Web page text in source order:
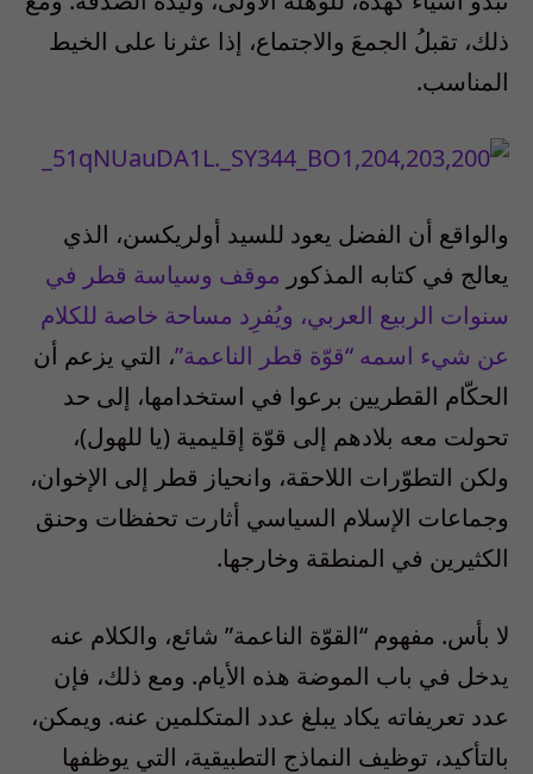
ذلك، تقبلُ الجمعَ والاجتماع، إذا عثرنا على الخيط
المناسب.
والواقع أن الفضل يعود للسيد أولريكسن، الذي
يعالج في كتابه المذكور موقف وسياسة قطر في
سنوات الربيع العربي، ويُفرِد مساحة خاصة للكلام
عن شيء اسمه “قوّة قطر الناعمة”، التي يزعم أن
الحكّام القطريين برعوا في استخدامها، إلى حد
تحولت معه بلادهم إلى قوّة إقليمية (يا للهول)،
ولكن التطوّرات اللاحقة، وانحياز قطر إلى الإخوان،
وجماعات الإسلام السياسي أثارت تحفظات وحنق
الكثيرين في المنطقة وخارجها.
لا بأس. مفهوم “القوّة الناعمة” شائع، والكلام عنه
يدخل في باب الموضة هذه الأيام. ومع ذلك، فإن
عدد تعريفاته يكاد يبلغ عدد المتكلمين عنه. ويمكن،
بالتأكيد، توظيف النماذج التطبيقية، التي يوظفها